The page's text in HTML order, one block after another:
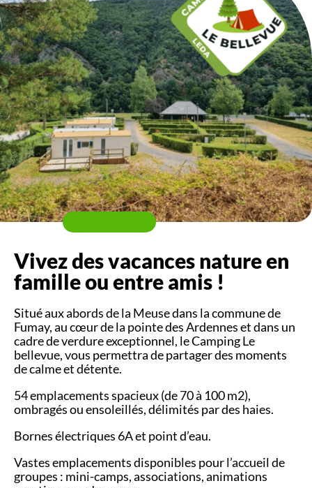
Vivez des vacances nature en
famille ou entre amis !
Situé aux abords de la Meuse dans la commune de
Fumay, au cœur de la pointe des Ardennes et dans un
cadre de verdure exceptionnel, le Camping Le
bellevue, vous permettra de partager des moments
de calme et détente.
54 emplacements spacieux (de 70 à 100 m2),
ombragés ou ensoleillés, délimités par des haies.
Bornes électriques 6A et point d’eau.
Vastes emplacements disponibles pour l’accueil de
groupes : mini-camps, associations, animations